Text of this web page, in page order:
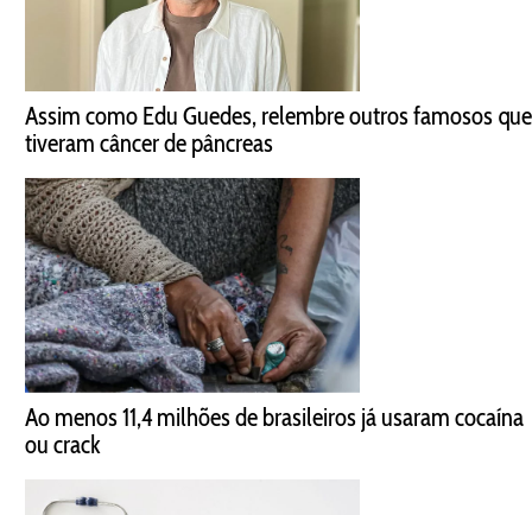
Assim como Edu Guedes, relembre outros famosos que
tiveram câncer de pâncreas
Ao menos 11,4 milhões de brasileiros já usaram cocaína
ou crack